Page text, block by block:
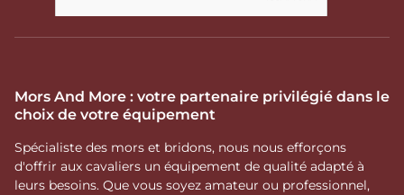
Mors And More : votre partenaire privilégié dans le
choix de votre équipement
Spécialiste des mors et bridons, nous nous efforçons
d'offrir aux cavaliers un équipement de qualité adapté à
leurs besoins. Que vous soyez amateur ou professionnel,